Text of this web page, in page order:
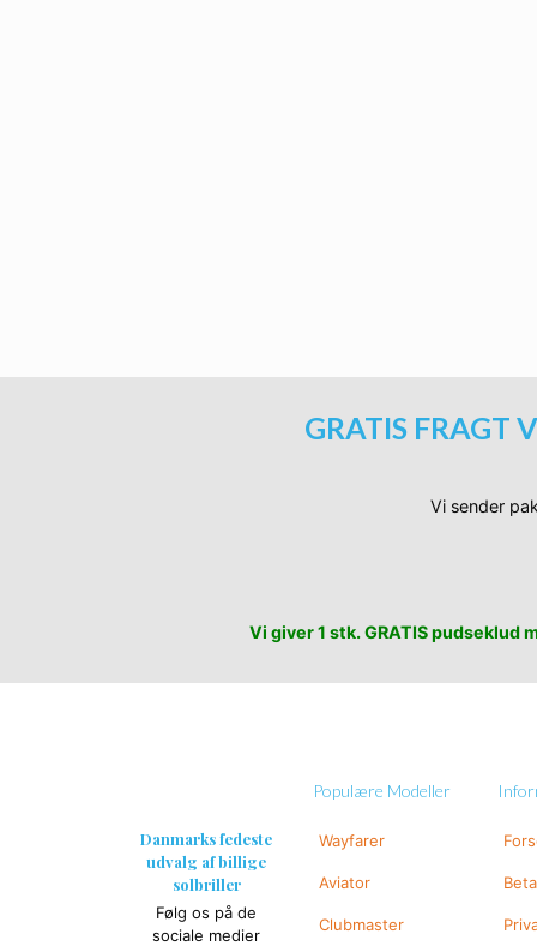
GRATIS FRAGT
Vi sender
Vi giver 1 stk. GRATIS
Danmarks fedeste
udvalg af billige
solbriller
Følg os på de
sociale medier
Populære Modeller
Wayfarer
Aviator
Clubmaster